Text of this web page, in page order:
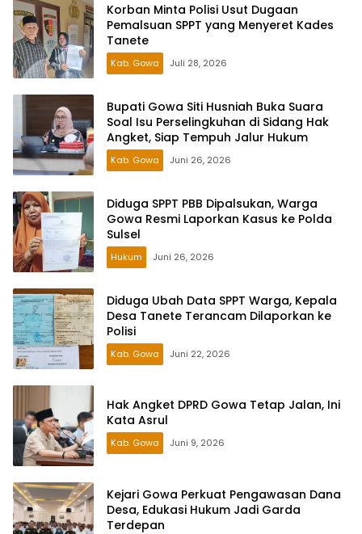
Korban Minta Polisi Usut Dugaan
Pemalsuan SPPT yang Menyeret Kades
Tanete
Kab. Gowa Juli 28, 2026
Bupati Gowa Siti Husniah Buka Suara
Soal Isu Perselingkuhan di Sidang Hak
Angket, Siap Tempuh Jalur Hukum
Kab. Gowa Juni 26, 2026
Diduga SPPT PBB Dipalsukan, Warga
Gowa Resmi Laporkan Kasus ke Polda
Sulsel
Hukum Juni 26, 2026
Diduga Ubah Data SPPT Warga, Kepala
Desa Tanete Terancam Dilaporkan ke
Polisi
Kab. Gowa Juni 22, 2026
Hak Angket DPRD Gowa Tetap Jalan, Ini
Kata Asrul
Kab. Gowa Juni 9, 2026
Kejari Gowa Perkuat Pengawasan Dana
Desa, Edukasi Hukum Jadi Garda
Terdepan